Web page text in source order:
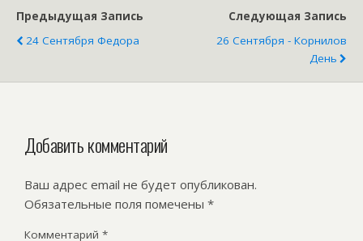
Предыдущая Запись
24 Сентября Федора
Следующая Запись
26 Сентября - Корнилов
День
Добавить комментарий
Ваш адрес email не будет опубликован.
Обязательные поля помечены *
Комментарий *